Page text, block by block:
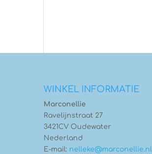
WINKEL INFORMATIE
Marconellie
Ravelijnstraat 27
3421CV Oudewater
Nederland
E-mail: nelleke@marconellie.nl